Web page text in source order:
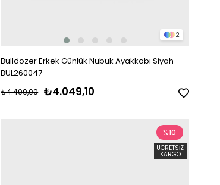
2
Bulldozer Erkek Günlük Nubuk Ayakkabı Siyah
BUL260047
₺4.049,10
₺4.499,00
%10
ÜCRETSIZ
KARGO